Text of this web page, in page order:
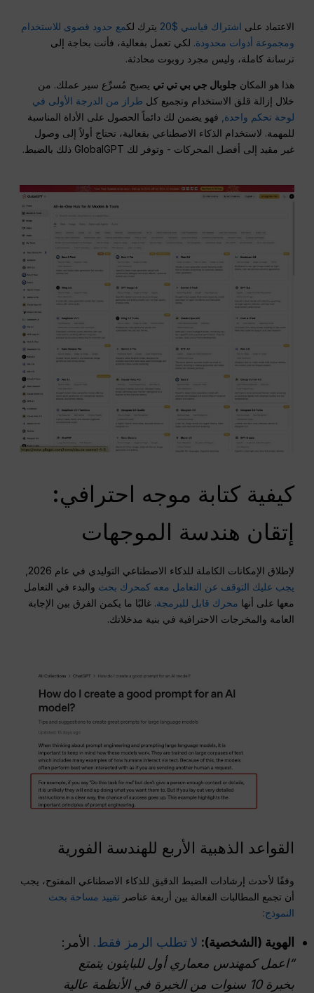
الاعتماد على اشتراك قياسي $20 يترك لكمع حدود قصوى للاستخدام
ومجموعة أدوات محدودة. لكي تعمل بفعالية، فأنت بحاجة إلى
ترسانة كاملة، وليس مجرد روبوت محادثة.
هذا هو المكان جلوبال جي بي تي تي يصبح مُسرِّع سير عملك. من
خلال إزالة قلق الاستخدام وتجميع كل طراز من الدرجة الأولى في
لوحة تحكم واحدة, فهو يضمن لك دائماً الحصول على الأداة المناسبة
للمهمة. لاستخدام الذكاء الاصطناعي بفعالية، تحتاج أولاً إلى وصول
غير مقيد إلى أفضل المحركات - وتوفر لك GlobalGPT ذلك بالضبط.
كيفية كتابة موجه احترافي:
إتقان هندسة الموجهات
لإطلاق الإمكانات الكاملة للذكاء الاصطناعي التوليدي في عام 2026,
يجب عليك التوقف عن التعامل معه كمحرك بحث والبدء في التعامل
معها على أنها محرك قابل للبرمجة. غالبًا ما يكمن الفرق بين الإجابة
العامة والمخرجات الاحترافية في بنية مدخلاتك.
القواعد الذهبية الأربع للهندسة الفورية
وفقًا لأحدث إرشادات الضبط الدقيق للذكاء الاصطناعي المفتوح، يجب
أن تجمع المطالبات الفعالة بين أربعة عناصرتقييد مساحة بحث
النموذج:
الهوية (الشخصية): لا تطلب الرمز فقط. الأمر:
“اعمل كمهندس معماري أول للبايثون يتمتع
بخبرة 10 سنوات من الخبرة في الأنظمة عالية